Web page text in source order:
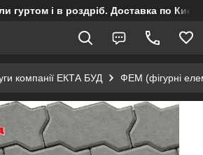
гуртом і в роздріб. Доставка по
компанії ЕКТА БУД ФЕМ (фігурні